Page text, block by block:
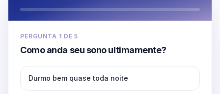
PERGUNTA 1 DE5
Como anda seu sono ultimamente?
Durmo bem quase toda noite